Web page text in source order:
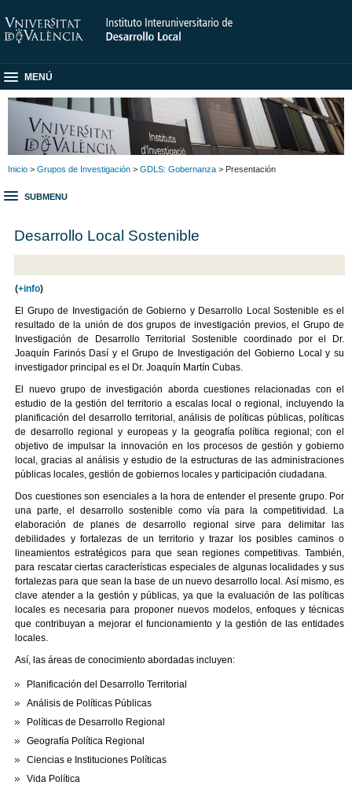
MENÚ
Inicio > Grupos de Investigación > GDLS: Gobernanza > Presentación
SUBMENU
Desarrollo Local Sostenible
(+info)
El Grupo de Investigación de Gobierno y Desarrollo Local Sostenible es el
resultado de la unión de dos grupos de investigación previos, el Grupo de
Investigación de Desarrollo Territorial Sostenible coordinado por el Dr.
Joaquín Farinós Dasí y el Grupo de Investigación del Gobierno Local y su
investigador principal es el Dr. Joaquín Martín Cubas.
El nuevo grupo de investigación aborda cuestiones relacionadas con el
estudio de la gestión del territorio a escalas local o regional, incluyendo la
planificación del desarrollo territorial, análisis de políticas públicas, políticas
de desarrollo regional y europeas y la geografía política regional; con el
objetivo de impulsar la innovación en los procesos de gestión y gobierno
local, gracias al análisis y estudio de la estructuras de las administraciones
públicas locales, gestión de gobiernos locales y participación ciudadana.
Dos cuestiones son esenciales a la hora de entender el presente grupo. Por
una parte, el desarrollo sostenible como vía para la competitividad. La
elaboración de planes de desarrollo regional sirve para delimitar las
debilidades y fortalezas de un territorio y trazar los posibles caminos o
lineamientos estratégicos para que sean regiones competitivas. También,
para rescatar ciertas características especiales de algunas localidades y sus
fortalezas para que sean la base de un nuevo desarrollo local. Así mismo, es
clave atender a la gestión y públicas, ya que la evaluación de las políticas
locales es necesaria para proponer nuevos modelos, enfoques y técnicas
que contribuyan a mejorar el funcionamiento y la gestión de las entidades
locales.
Así, las áreas de conocimiento abordadas incluyen:
Planificación del Desarrollo Territorial
Análisis de Políticas Públicas
Políticas de Desarrollo Regional
Geografía Política Regional
Ciencias e Instituciones Políticas
Vida Política